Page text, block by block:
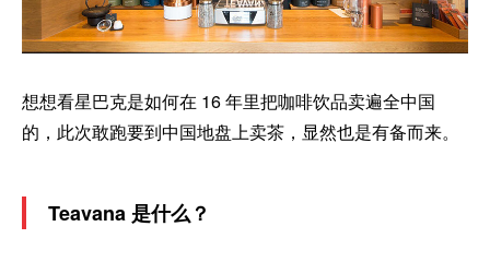
想想看星巴克是如何在 16 年里把咖啡饮品卖遍全中国
的，此次敢跑要到中国地盘上卖茶，显然也是有备而来。
Teavana 是什么？